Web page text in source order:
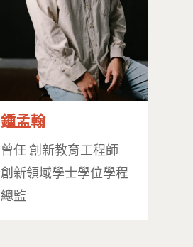
鍾孟翰
曾任 創新教育工程師
創新領域學士學位學程
總監